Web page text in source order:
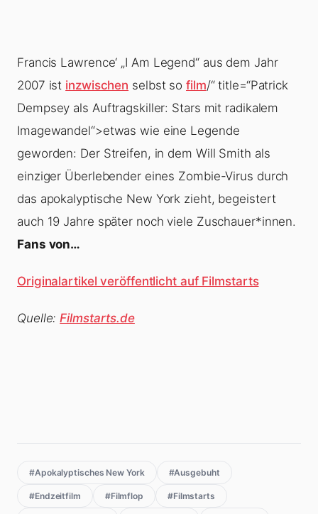
Francis Lawrence‘ „I Am Legend“ aus dem Jahr
2007 ist inzwischen selbst sofilm/“ title=“Patrick
Dempsey als Auftragskiller: Stars mit radikalem
Imagewandel“>etwas wie eine Legende
geworden: Der Streifen, in dem Will Smith als
einziger Überlebender eines Zombie-Virus durch
das apokalyptische New York zieht, begeistert
auch 19 Jahre später noch viele Zuschauer*innen.
Fans von…
Originalartikel veröffentlicht auf Filmstarts
Quelle:Filmstarts.de
#Apokalyptisches New York #Ausgebuht
#Endzeitfilm #Filmflop #Filmstarts